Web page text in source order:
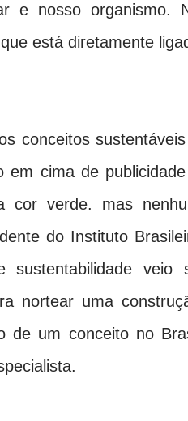
e nosso organismo.
está diretamente
conceitos
em cima de
cor verde. mas
do Instituto
sustentabilidade veio
nortear uma
de um conceito no